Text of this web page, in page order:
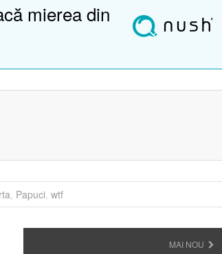
mierea din
, Papuci, wtf
MAI NOU